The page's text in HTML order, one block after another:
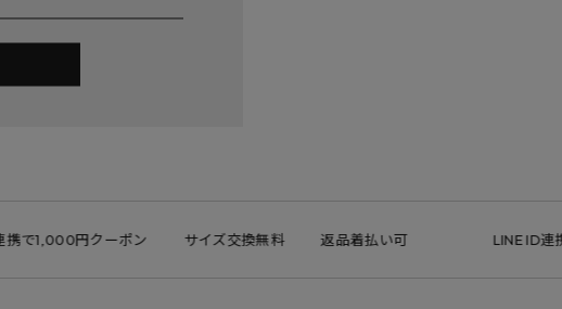
1,000円クーポン サイズ交換無料 返品着払い可 LINE ID連携